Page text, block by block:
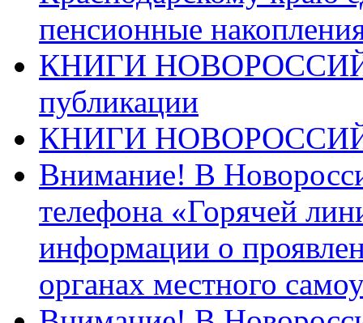
пенсионные
КНИГИ
публикации
КНИГИ
Внимание! В
телефона «Горячей
информации о
органах местного